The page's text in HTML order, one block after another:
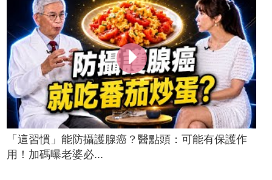
「這習慣」能防攝護腺癌？醫點頭：可能有保護作
用！加碼曝老婆必...